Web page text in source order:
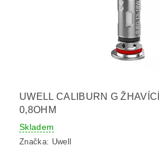
UWELL CALIBURN G
0,8OHM
Skladem
Značka: Uwell